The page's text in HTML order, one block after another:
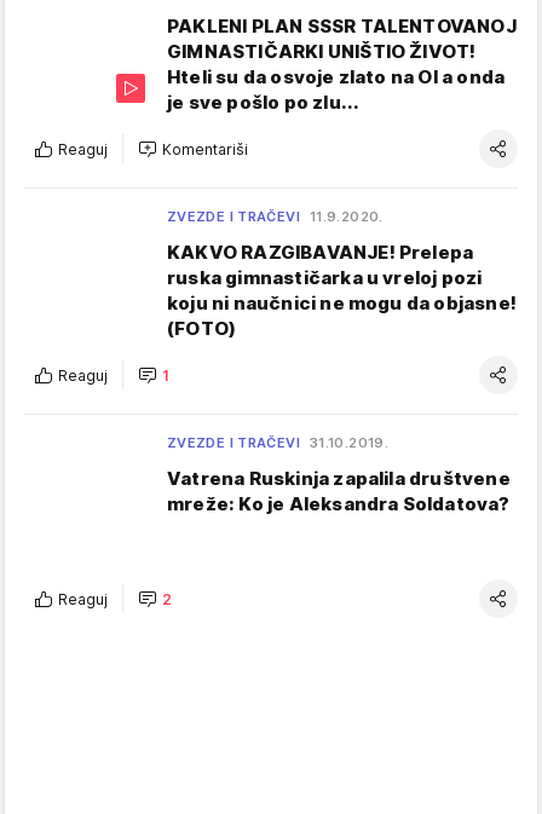
PAKLENI PLAN SSSR TALENTOVANOJ
GIMNASTIČARKI UNIŠTIO ŽIVOT!
Hteli su da osvoje zlato na OI a onda
je sve pošlo po zlu...
Reaguj Komentariši
ZVEZDE I TRAČEVI 11.9.2020.
KAKVO RAZGIBAVANJE! Prelepa
ruska gimnastičarka u vreloj pozi
koju ni naučnici ne mogu da objasne!
(FOTO)
Reaguj 1
ZVEZDE I TRAČEVI 31.10.2019.
Vatrena Ruskinja zapalila društvene
mreže: Ko je Aleksandra Soldatova?
Reaguj 2